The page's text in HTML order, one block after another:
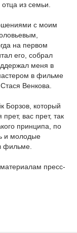
из семьи.
с моим
на первом
его, собрал
меня в
в фильме
Венкова.
Борзов, который
вас прет, так
принципа, по
и молодые
фильме.
пресс-